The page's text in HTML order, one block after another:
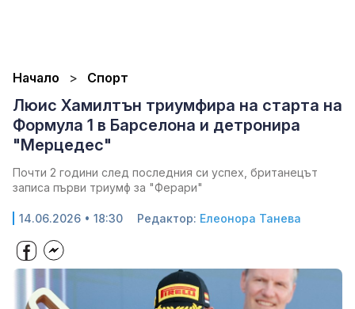
Начало Спорт
Люис Хамилтън триумфира на старта на
Формула 1 в Барселона и детронира
"Мерцедес"
Почти 2 години след последния си успех, британецът
записа първи триумф за "Ферари"
14.06.2026 • 18:30 Редактор: Елеонора Танева